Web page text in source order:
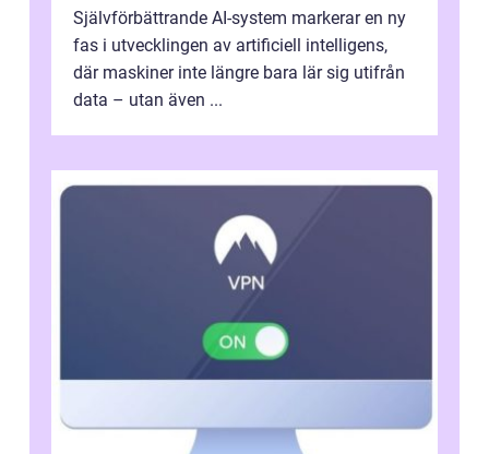
Självförbättrande AI-system markerar en ny
fas i utvecklingen av artificiell intelligens,
där maskiner inte längre bara lär sig utifrån
data – utan även ...